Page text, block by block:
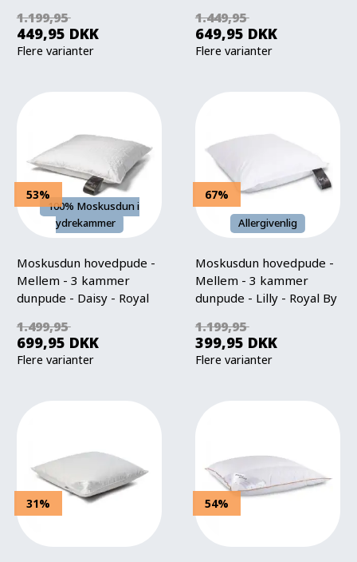
1.199,95
449,95 DKK
Flere varianter
1.449,95
649,95 DKK
Flere varianter
100% Moskusdun i
ydrekammer
53%
Moskusdun hovedpude -
Mellem - 3 kammer
dunpude - Daisy - Royal
1.499,95
699,95 DKK
Flere varianter
Allergivenlig
67%
Moskusdun hovedpude -
Mellem - 3 kammer
dunpude - Lilly - Royal By
1.199,95
399,95 DKK
Flere varianter
31% 54%